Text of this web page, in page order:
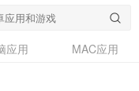
应用
MAC应用